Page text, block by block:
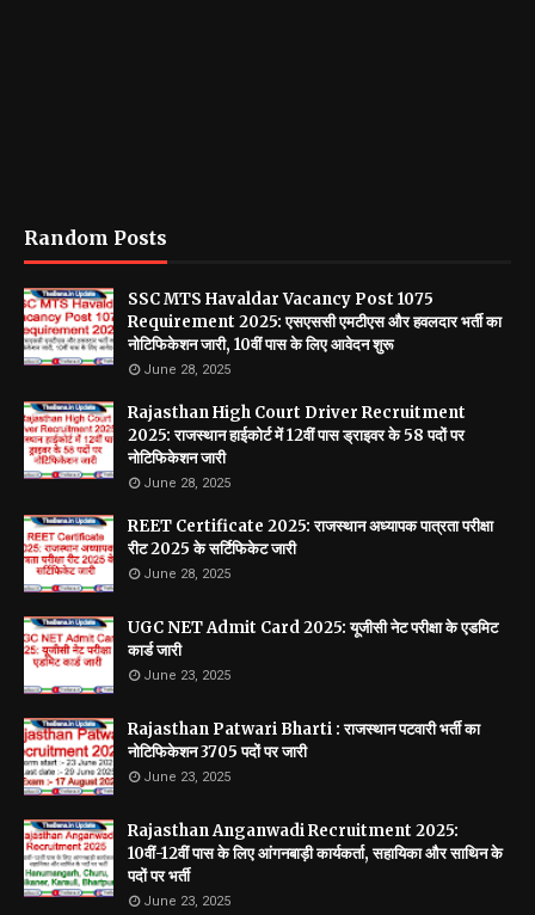
Random Posts
SSC MTS Havaldar Vacancy Post 1075
Requirement 2025: एसएससी एमटीएस और हवलदार भर्ती का
नोटिफिकेशन जारी, 10वीं पास के लिए आवेदन शुरू
June 28, 2025
Rajasthan High Court Driver Recruitment
2025: राजस्थान हाईकोर्ट में 12वीं पास ड्राइवर के 58 पदों पर
नोटिफिकेशन जारी
June 28, 2025
REET Certificate 2025: राजस्थान अध्यापक पात्रता परीक्षा
रीट 2025 के सर्टिफिकेट जारी
June 28, 2025
UGC NET Admit Card 2025: यूजीसी नेट परीक्षा के एडमिट
कार्ड जारी
June 23, 2025
Rajasthan Patwari Bharti : राजस्थान पटवारी भर्ती का
नोटिफिकेशन 3705 पदों पर जारी
June 23, 2025
Rajasthan Anganwadi Recruitment 2025:
10वीं-12वीं पास के लिए आंगनबाड़ी कार्यकर्ता, सहायिका और साथिन के
पदों पर भर्ती
June 23, 2025